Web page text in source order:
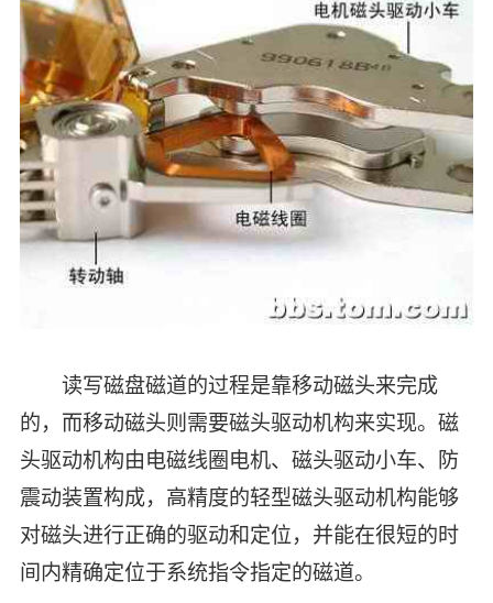
读写磁盘磁道的过程是靠移动磁头来完成
的，而移动磁头则需要磁头驱动机构来实现。磁
头驱动机构由电磁线圈电机、磁头驱动小车、防
震动装置构成，高精度的轻型磁头驱动机构能够
对磁头进行正确的驱动和定位，并能在很短的时
间内精确定位于系统指令指定的磁道。